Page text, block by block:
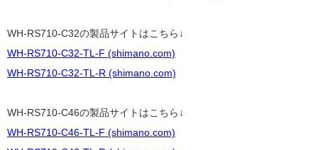
WH-RS710-C32の製品サイトはこちら↓
WH-RS710-C32-TL-F (shimano.com)
WH-RS710-C32-TL-R (shimano.com)
WH-RS710-C46の製品サイトはこちら↓
WH-RS710-C46-TL-F (shimano.com)